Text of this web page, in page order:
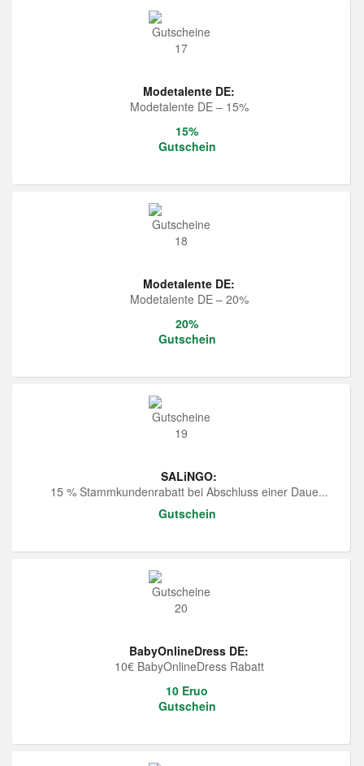
Modetalente DE:
Modetalente DE – 15%
15%
Gutschein
Modetalente DE:
Modetalente DE – 20%
20%
Gutschein
SALiNGO:
15 % Stammkundenrabatt bei Abschluss einer Daue...
Gutschein
BabyOnlineDress DE:
10€ BabyOnlineDress Rabatt
10 Eruo
Gutschein